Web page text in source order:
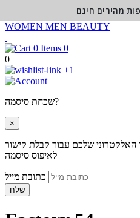
WOMEN MEN BEAUTY
0
0
+1
שכחת סיסמה?
×
האלקטרוני שלכם עבור קבלת קישור
לאיפוס סיסמה
שלח
מהירים חינם